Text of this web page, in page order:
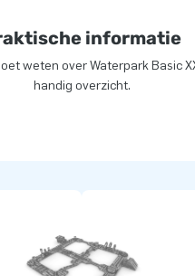
informatie
weten over Waterpark Basic
handig overzicht.